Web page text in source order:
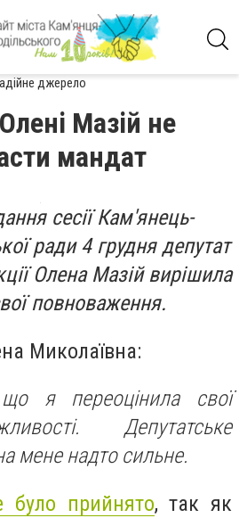
джерело
Мазій не
мандат
сесії Кам'янець-
ради 4 грудня депутат
Олена Мазій вирішила
повноваження.
Миколаївна:
я переоцінила свої
Депутатське
мене надто сильне.
було прийнято, так як